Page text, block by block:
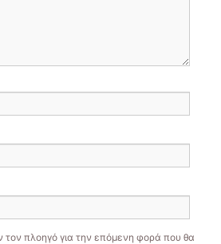
πλοηγό για την επόμενη φορά που θα